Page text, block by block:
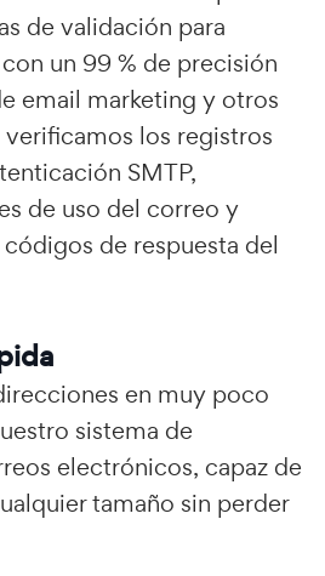
de validación para
un 99 % de precisión
email marketing y otros
los registros
SMTP,
de uso del correo y
de respuesta del
en muy poco
sistema de
electrónicos, capaz de
tamaño sin perder